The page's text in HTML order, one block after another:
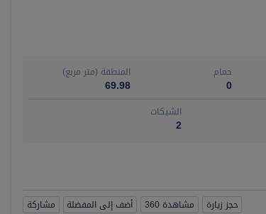
حمام
0
المنطقة (متر مربع)
69.98
الشيكات
2
حجز زيارة مشاهدة 360 أضف إلى المفضلة مشاركة